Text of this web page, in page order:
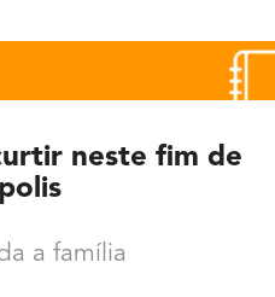
neste fim de
a família